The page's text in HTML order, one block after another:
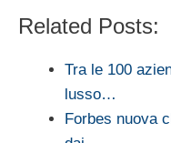
Related Posts:
Tra le 100
lusso…
Forbes nuova